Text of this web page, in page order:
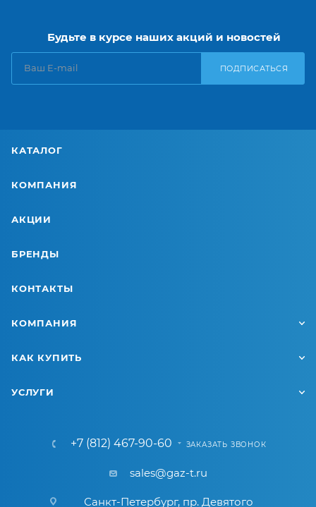
Будьте в курсе наших акций и новостей
ПОДПИСАТЬСЯ
КАТАЛОГ
КОМПАНИЯ
АКЦИИ
БРЕНДЫ
КОНТАКТЫ
КОМПАНИЯ
КАК КУПИТЬ
УСЛУГИ
+7 (812) 467-90-60 ЗАКАЗАТЬ ЗВОНОК
sales@gaz-t.ru
Санкт-Петербург, пр. Девятого